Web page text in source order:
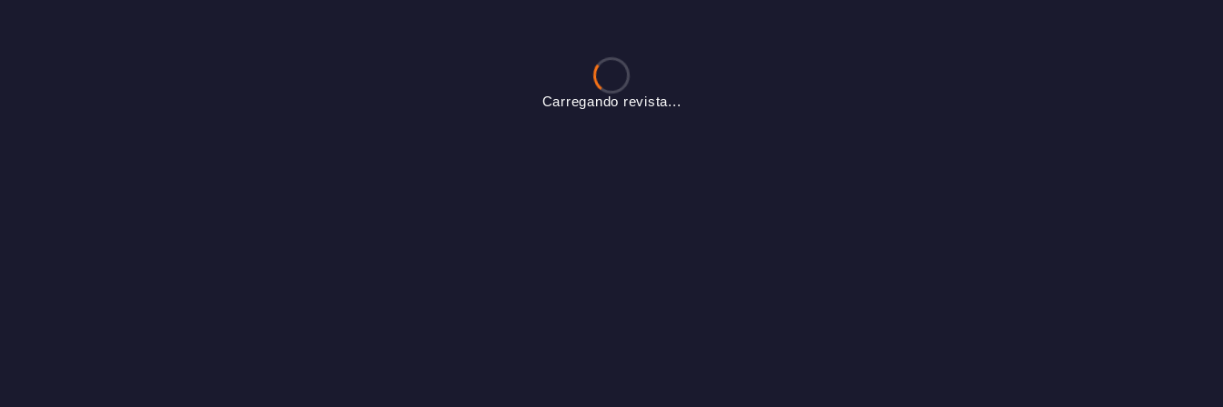
Carregando revista...